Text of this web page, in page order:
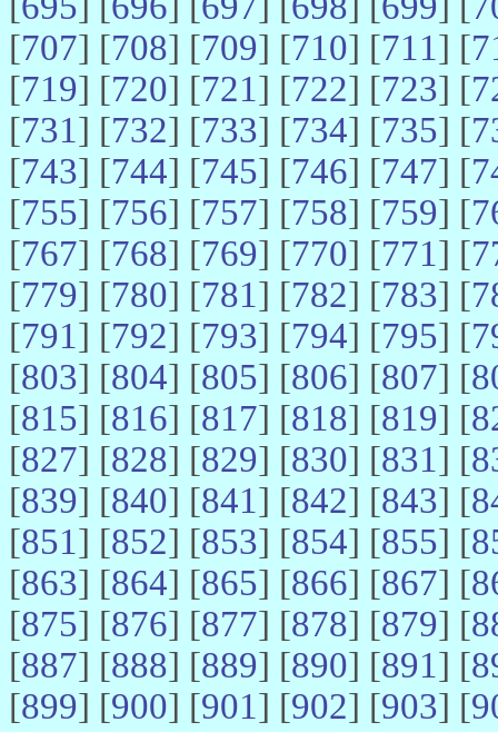
[707] [708] [709] [710] [711] [
[719] [720] [721] [722] [723] [
[731] [732] [733] [734] [735] [
[743] [744] [745] [746] [747] [
[755] [756] [757] [758] [759] [
[767] [768] [769] [770] [771] [
[779] [780] [781] [782] [783] [
[791] [792] [793] [794] [795] [
[803] [804] [805] [806] [807] [
[815] [816] [817] [818] [819] [
[827] [828] [829] [830] [831] [
[839] [840] [841] [842] [843] [
[851] [852] [853] [854] [855] [
[863] [864] [865] [866] [867] [
[875] [876] [877] [878] [879] [
[887] [888] [889] [890] [891] [
[899] [900] [901] [902] [903] [